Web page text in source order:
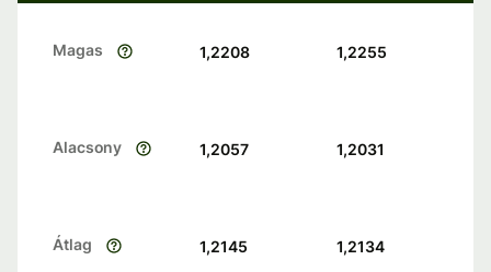
Magas 1,2208 1,2255
Alacsony 1,2057 1,2031
Átlag 1,2145 1,2134